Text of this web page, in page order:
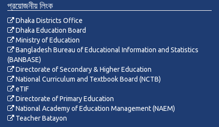
প্রয়োজনীয় লিংক
Dhaka Districts Office
Dhaka Education Board
Ministry of Education
Bangladesh Bureau of Educational Information and Statistics
(BANBASE)
Directorate of Secondary & Higher Education
National Curriculum and Textbook Board (NCTB)
eTIF
Directorate of Primary Education
National Academy of Education Management (NAEM)
Teacher Batayon